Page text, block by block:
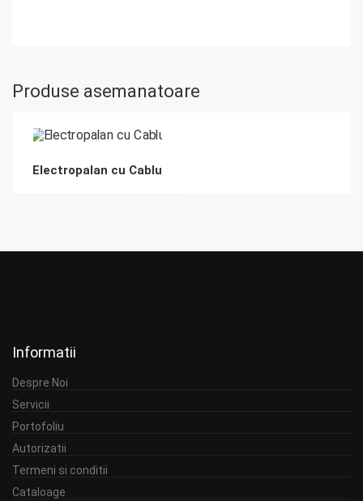
Produse asemanatoare
Electropalan cu Cablu
Informatii
Despre Noi
Servicii
Portofoliu
Autorizatii
Termeni si conditii
Cataloage